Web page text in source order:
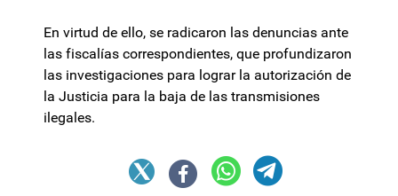
En virtud de ello, se radicaron las denuncias ante
las fiscalías correspondientes, que profundizaron
las investigaciones para lograr la autorización de
la Justicia para la baja de las transmisiones
ilegales.